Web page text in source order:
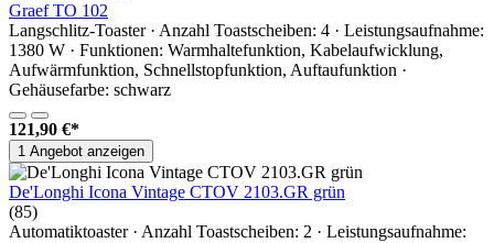
Graef TO 102
Langschlitz-Toaster · Anzahl Toastscheiben: 4 · Leistungsaufnahme:
1380 W · Funktionen: Warmhaltefunktion, Kabelaufwicklung,
Aufwärmfunktion, Schnellstopfunktion, Auftaufunktion ·
Gehäusefarbe: schwarz
121,90 €*
1 Angebot anzeigen
De'Longhi Icona Vintage CTOV 2103.GR grün
(85)
Automatiktoaster · Anzahl Toastscheiben: 2 · Leistungsaufnahme: